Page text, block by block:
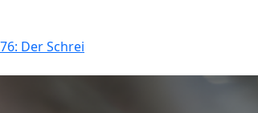
Der Schrei